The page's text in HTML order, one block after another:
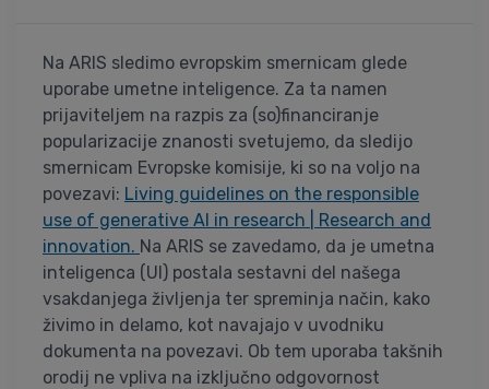
Na ARIS sledimo evropskim smernicam glede
uporabe umetne inteligence. Za ta namen
prijaviteljem na razpis za (so)financiranje
popularizacije znanosti svetujemo, da sledijo
smernicam Evropske komisije, ki so na voljo na
povezavi: Living guidelines on the responsible
use of generative AI in research | Research and
innovation. Na ARIS se zavedamo, da je umetna
inteligenca (UI) postala sestavni del našega
vsakdanjega življenja ter spreminja način, kako
živimo in delamo, kot navajajo v uvodniku
dokumenta na povezavi. Ob tem uporaba takšnih
orodij ne vpliva na izključno odgovornost